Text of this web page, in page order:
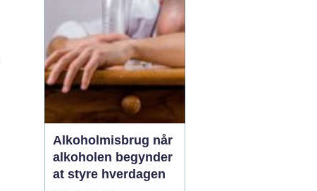
installation, er det vigtigt
at vælge en autoriseret
og erfare...
Alkoholmisbrug når
alkoholen begynder
at styre hverdagen